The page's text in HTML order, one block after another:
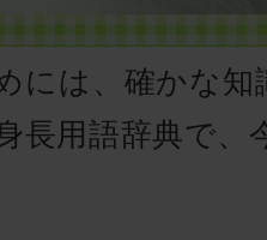
には、確かな知
長用語辞典で、